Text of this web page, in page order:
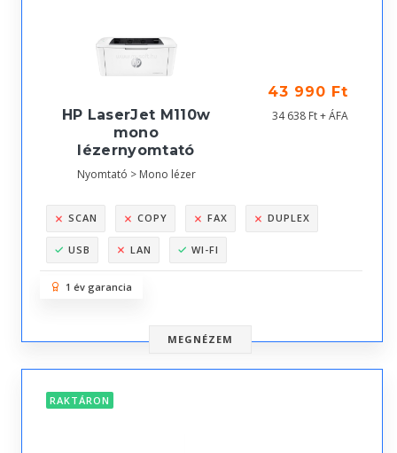
HP LaserJet M110w
mono
lézernyomtató
Nyomtató > Mono lézer
43 990 Ft
34 638 Ft + ÁFA
SCAN COPY FAX DUPLEX
USB LAN WI-FI
1 év garancia
MEGNÉZEM
RAKTÁRON